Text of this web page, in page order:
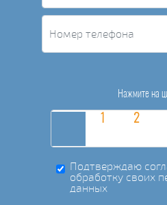
Нажмите на
Подтверждаю
обработку своих
данных